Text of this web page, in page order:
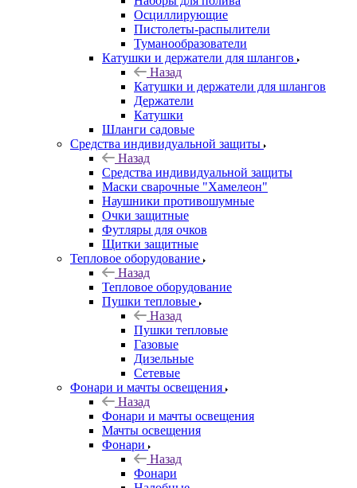
Осциллирующие
Пистолеты-распылители
Туманообразователи
Катушки и держатели для шлангов
Назад
Катушки и держатели для шлангов
Держатели
Катушки
Шланги садовые
Средства индивидуальной защиты
Назад
Средства индивидуальной защиты
Маски сварочные "Хамелеон"
Наушники противошумные
Очки защитные
Футляры для очков
Щитки защитные
Тепловое оборудование
Назад
Тепловое оборудование
Пушки тепловые
Назад
Пушки тепловые
Газовые
Дизельные
Сетевые
Фонари и мачты освещения
Назад
Фонари и мачты освещения
Мачты освещения
Фонари
Назад
Фонари